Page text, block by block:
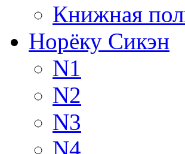
Книжная
Норёку Сикэн
N1
N2
N3
N4